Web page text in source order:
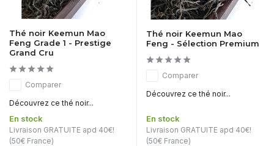
Thé noir Keemun Mao
Feng Grade 1 - Prestige
Grand Cru
Comparer
Découvrez ce thé noir...
En stock
Livraison GRATUITE apd 40€!
(50€ France)
Thé noir Keemun Mao
Feng - Sélection Premium
Comparer
Découvrez ce thé noir...
En stock
Livraison GRATUITE apd 40€!
(50€ France)